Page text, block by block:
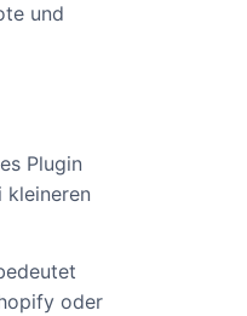
und
Plugin
kleineren
oder